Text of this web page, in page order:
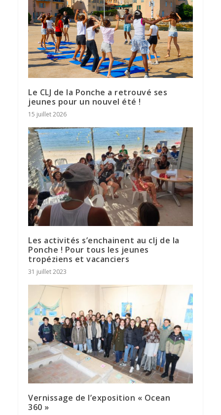
Le CLJ de la Ponche a retrouvé ses
jeunes pour un nouvel été !
15 juillet 2026
Les activités s’enchainent au clj de la
Ponche ! Pour tous les jeunes
tropéziens et vacanciers
31 juillet 2023
Vernissage de l’exposition « Ocean
360 »